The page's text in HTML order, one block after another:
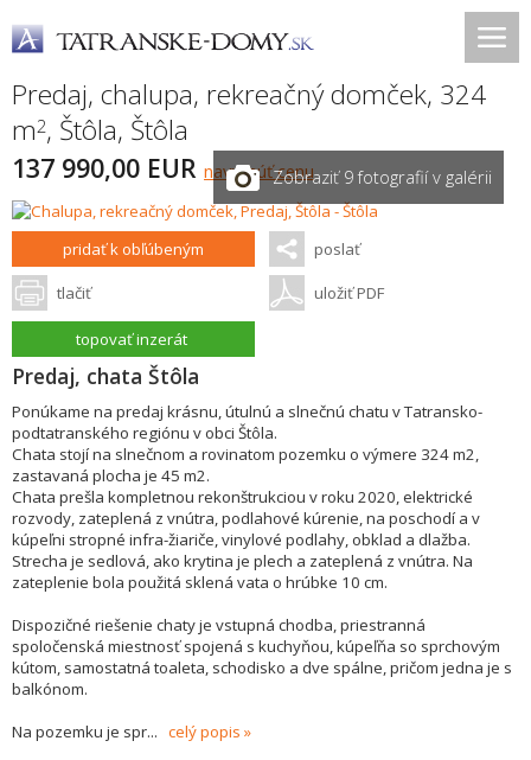
Predaj, chalupa, rekreačný domček, 324
m2, Štôla, Štôla
137 990,00 EUR navrhnúť cenuZobraziť 9 fotografií v galérii
pridať k obľúbeným poslať
tlačiť uložiť PDF
topovať inzerát
Predaj, chata Štôla
Ponúkame na predaj krásnu, útulnú a slnečnú chatu v Tatransko-
podtatranského regiónu v obci Štôla.
Chata stojí na slnečnom a rovinatom pozemku o výmere 324 m2,
zastavaná plocha je 45 m2.
Chata prešla kompletnou rekonštrukciou v roku 2020, elektrické
rozvody, zateplená z vnútra, podlahové kúrenie, na poschodí a v
kúpeľni stropné infra-žiariče, vinylové podlahy, obklad a dlažba.
Strecha je sedlová, ako krytina je plech a zateplená z vnútra. Na
zateplenie bola použitá sklená vata o hrúbke 10 cm.
Dispozičné riešenie chaty je vstupná chodba, priestranná
spoločenská miestnosť spojená s kuchyňou, kúpeľňa so sprchovým
kútom, samostatná toaleta, schodisko a dve spálne, pričom jedna je s
balkónom.
Na pozemku je spr... celý popis